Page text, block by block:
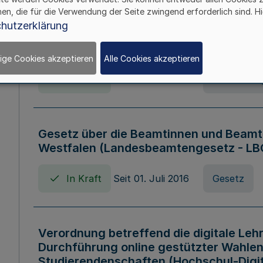
Verordnung über die
Nordrhein-Westfalen
Gesetz über die Beamtinnen und
Westfalen (Landesbeamtengesetz -
In Kraft Seit 01. Juli 2016 Gesetz
Verordnung betreffend die digitale
Durchführung online gestützter
die für die Verwendung der Seite zwingend erforderlich sind.
Cookies akzeptieren Alle Cookies akzeptieren